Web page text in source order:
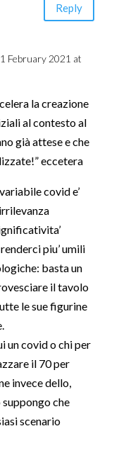
Reply
February 2021 at
la creazione
al contesto al
già attese e che
eccetera
covid e’
piu’ umili
basta un
il tavolo
le sue figurine
un covid o chi per
il 70 per
invece dello,
che
scenario